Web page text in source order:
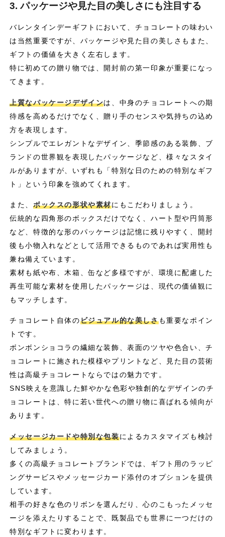
3. パッケージや見た目の美しさにも注目する
バレンタインデーギフトにおいて、チョコレートの味わい
は当然重要ですが、パッケージや見た目の美しさもまた、
ギフトの価値を大きく左右します。
特に初めての贈り物では、開封前の第一印象が重要になっ
てきます。
上質なパッケージデザインは、中身のチョコレートへの期
待感を高めるだけでなく、贈り手のセンスや気持ちの込め
方を表現します。
シンプルでエレガントなデザイン、季節感のある装飾、ブ
ランドの世界観を表現したパッケージなど、様々なスタイ
ルがありますが、いずれも「特別な日のための特別なギフ
ト」という印象を強めてくれます。
また、 ボックスの形状や素材にもこだわりましょう。
伝統的な四角形のボックスだけでなく、ハート型や円筒形
など、特徴的な形のパッケージは記憶に残りやすく、開封
後も小物入れなどとして活用できるものであれば実用性も
兼ね備えています。
素材も紙や布、木箱、缶など多様ですが、環境に配慮した
再生可能な素材を使用したパッケージは、現代の価値観に
もマッチします。
チョコレート自体のビジュアル的な美しさも重要なポイン
トです。
ボンボンショコラの繊細な装飾、表面のツヤや色合い、チ
ョコレートに施された模様やプリントなど、見た目の芸術
性は高級チョコレートならではの魅力です。
SNS映えを意識した鮮やかな色彩や独創的なデザインのチ
ョコレートは、特に若い世代への贈り物に喜ばれる傾向が
あります。
メッセージカードや特別な包装によるカスタマイズも検討
してみましょう。
多くの高級チョコレートブランドでは、ギフト用のラッピ
ングサービスやメッセージカード添付のオプションを提供
しています。
相手の好きな色のリボンを選んだり、心のこもったメッセ
ージを添えたりすることで、既製品でも世界に一つだけの
特別なギフトに変わります。